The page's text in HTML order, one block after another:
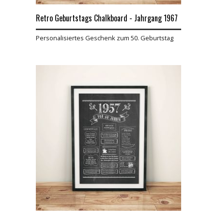
Retro Geburtstags Chalkboard - Jahrgang 1967
Personalisiertes Geschenk zum 50. Geburtstag